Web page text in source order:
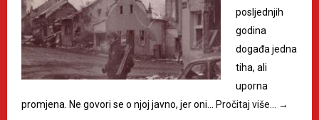
posljednjih
godina
događa jedna
tiha, ali
uporna
promjena. Ne govori se o njoj javno, jer oni…
Pročitaj više… →